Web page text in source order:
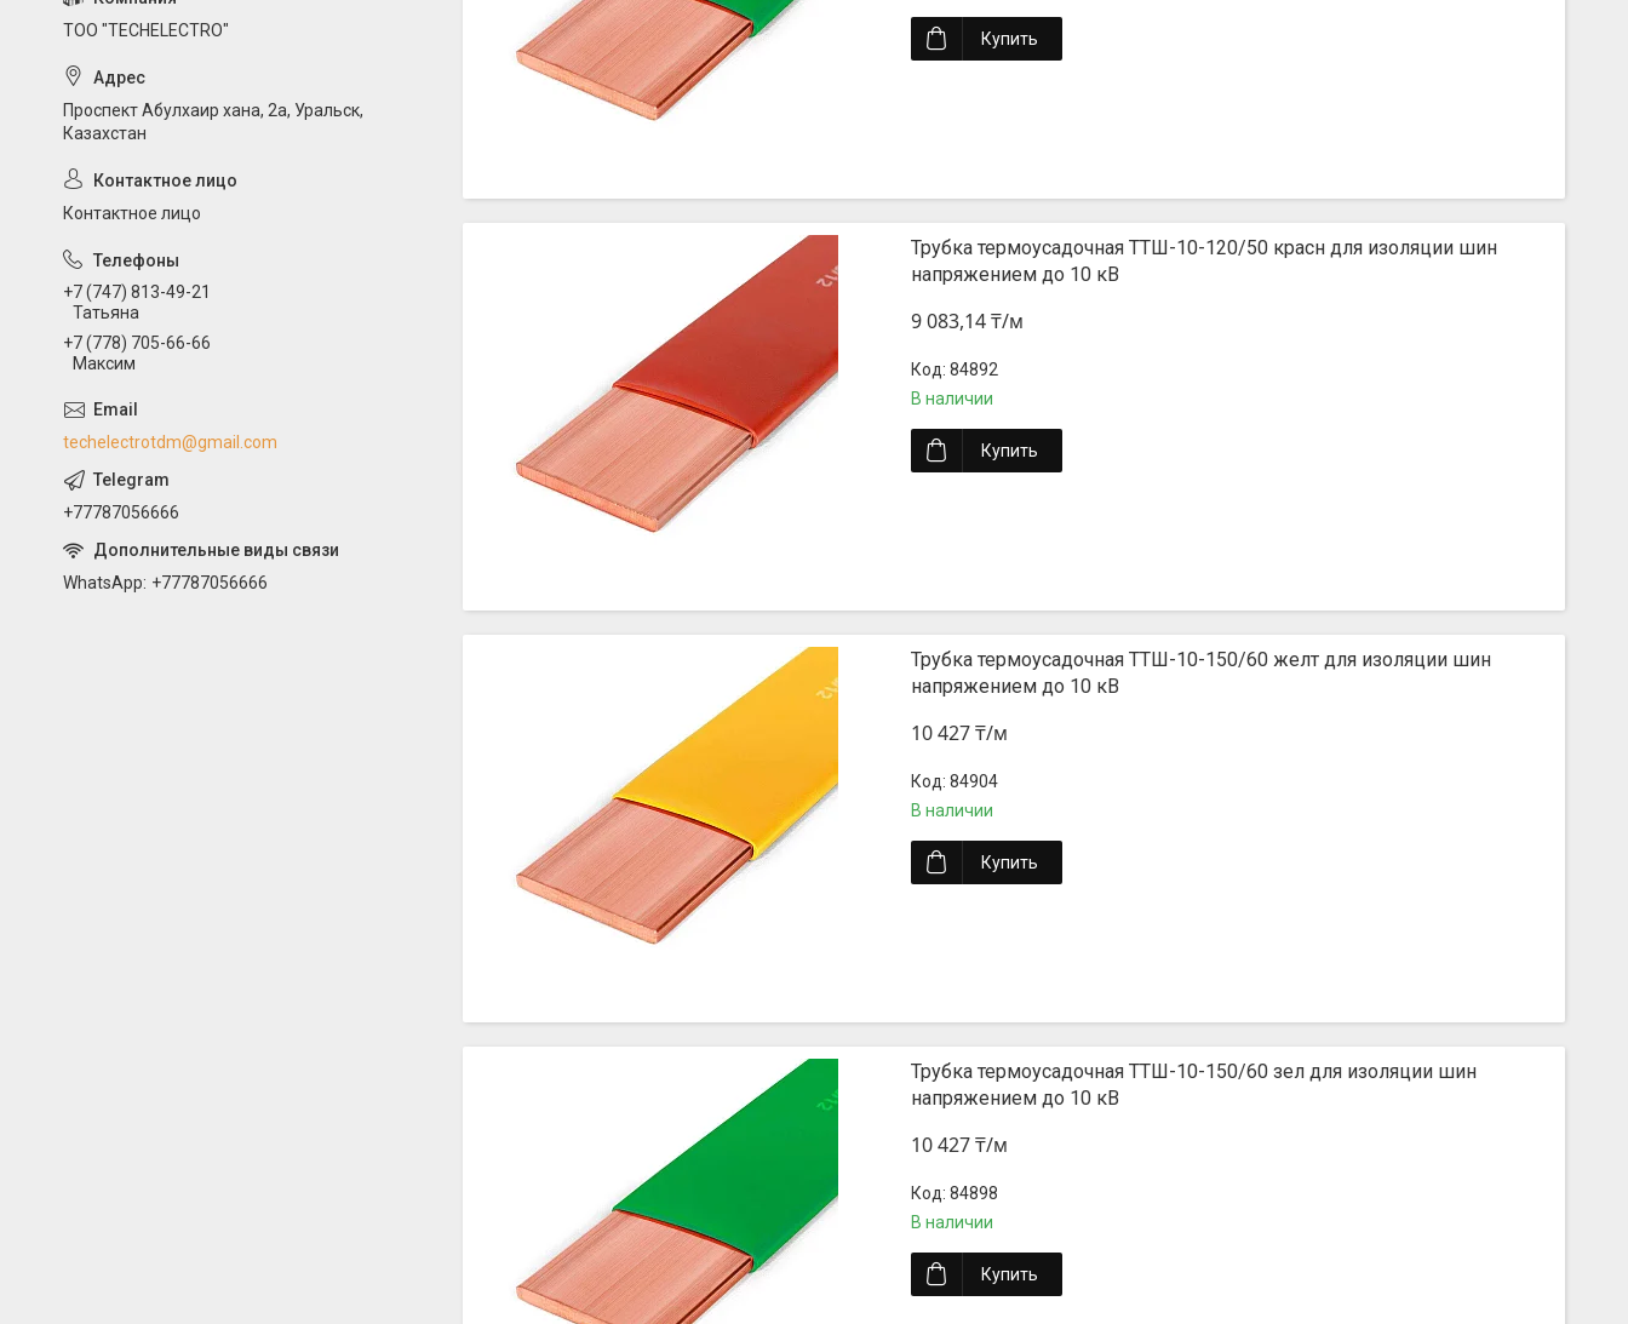
Купить
Трубка термоусадочная ТТШ-10-120/50 красн для изоляции шин
напряжением до 10 кВ
9 083,14 ₸/м
84892
В наличии
Купить
Трубка термоусадочная ТТШ-10-150/60 желт для изоляции шин
напряжением до 10 кВ
10 427 ₸/м
84904
В наличии
Купить
Трубка термоусадочная ТТШ-10-150/60 зел для изоляции шин
напряжением до 10 кВ
10 427 ₸/м
84898
В наличии
Купить
ТОО "TECHELECTRO"
Проспект Абулхаир хана, 2а, Уральск,
Казахстан
Контактное лицо
+7 (747) 813-49-21
Татьяна
+7 (778) 705-66-66
Максим
techelectrotdm@gmail.com
+77787056666
WhatsApp +77787056666